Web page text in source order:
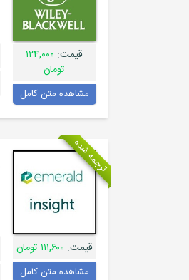
قیمت: ۱۲۴,۰۰۰
تومان
مشاهده متن کامل
ترجمه شده
قیمت: ۱۱۱,۶۰۰ تومان
مشاهده متن کامل